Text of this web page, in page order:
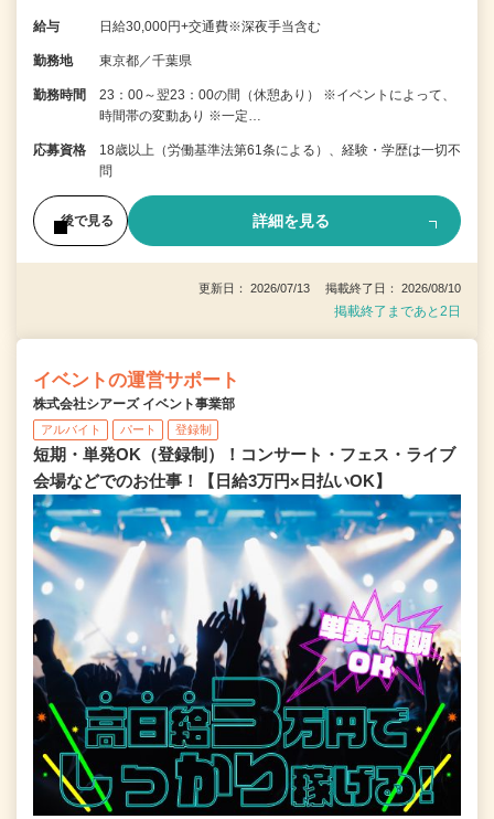
給与 日給30,000円+交通費※深夜手当含む
勤務地 東京都／千葉県
勤務時間
23：00～翌23：00の間（休憩あり） ※イベントによって、
時間帯の変動あり ※一定…
応募資格
18歳以上（労働基準法第61条による）、経験・学歴は一切不
問
後で見る 詳細を見る
更新日： 2026/07/13 掲載終了日： 2026/08/10
掲載終了まであと2日
イベントの運営サポート
株式会社シアーズ イベント事業部
アルバイト パート 登録制
短期・単発OK（登録制）！コンサート・フェス・ライブ
会場などでのお仕事！【日給3万円×日払いOK】